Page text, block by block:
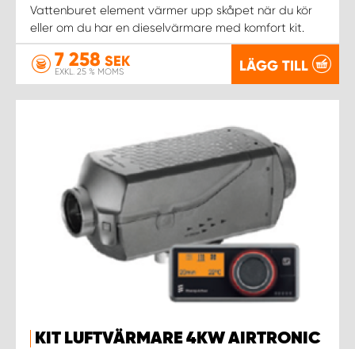
Vattenburet element värmer upp skåpet när du kör
eller om du har en dieselvärmare med komfort kit.
7 258 SEK
EXKL. 25 % MOMS LÄGG TILL
KIT LUFTVÄRMARE 4KW AIRTRONIC
WORK SYSTEM VARBERG
WORK SYSTEM VÄRNAMO
WORK SYSTEM VÄXJÖ
WORK SYSTEM ÖREBRO
WORK SYSTEM ÖSTERSUND